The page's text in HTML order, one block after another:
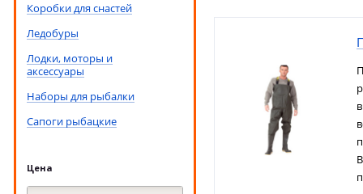
Коробки для снастей
Ледобуры
Лодки, моторы и
аксессуары
Наборы для рыбалки
Сапоги рыбацкие
Цена